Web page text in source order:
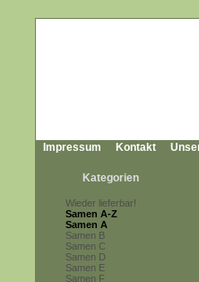
Impressum Kontakt
Kategorien
Wieder lieferbar!
Samen A-Z
Samen A
Samen B
Samen C
Samen D
Samen E
Samen F